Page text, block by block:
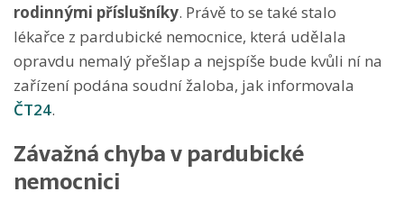
rodinnými příslušníky. Právě to se také stalo
lékařce z pardubické nemocnice, která udělala
opravdu nemalý přešlap a nejspíše bude kvůli ní na
zařízení podána soudní žaloba, jak informovala
ČT24.
Závažná chyba v pardubické
nemocnici